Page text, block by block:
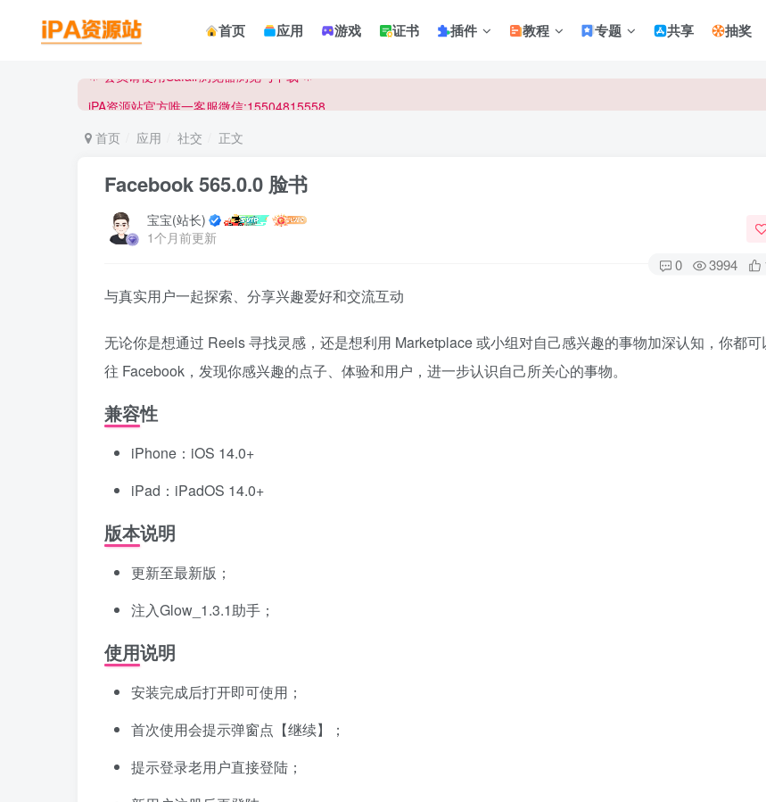
首页 应用 游戏 证书 插件 教程 专题 共享 抽奖
iPA资源站官方唯一客服微信:15504815558
首页 应用 社交 正文
Facebook 565.0.0 脸书
宝宝(站长)
1个月前更新
0 3994
与真实用户一起探索、分享兴趣爱好和交流互动
无论你是想通过 Reels 寻找灵感，还是想利用 Marketplace 或小组对自己感兴趣的事物加深认知，你都可
往 Facebook，发现你感兴趣的点子、体验和用户，进一步认识自己所关心的事物。
兼容性
iPhone：iOS 14.0+
iPad：iPadOS 14.0+
版本说明
更新至最新版；
注入Glow_1.3.1助手；
使用说明
安装完成后打开即可使用；
首次使用会提示弹窗点【继续】；
提示登录老用户直接登陆；